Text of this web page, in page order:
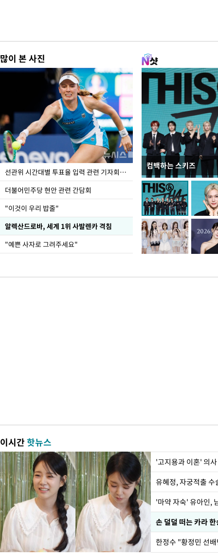
많이 본 사진
선관위 시간대별 투표율 입력 관련 기자회견하는 주진우 의원
더불어민주당 현안 관련 간담회
"이것이 우리 밥줄"
알렉산드로바, 세계 1위 사발렌카 격침
"예쁜 사자로 그려주세요"
컴백하는 스키즈
이번주 국회에는 무
이시간핫뉴스
'고지용과 이혼' 의
유혜정, 자궁적출
'마약 자숙' 유아인,
손 덜덜 떠는 카라